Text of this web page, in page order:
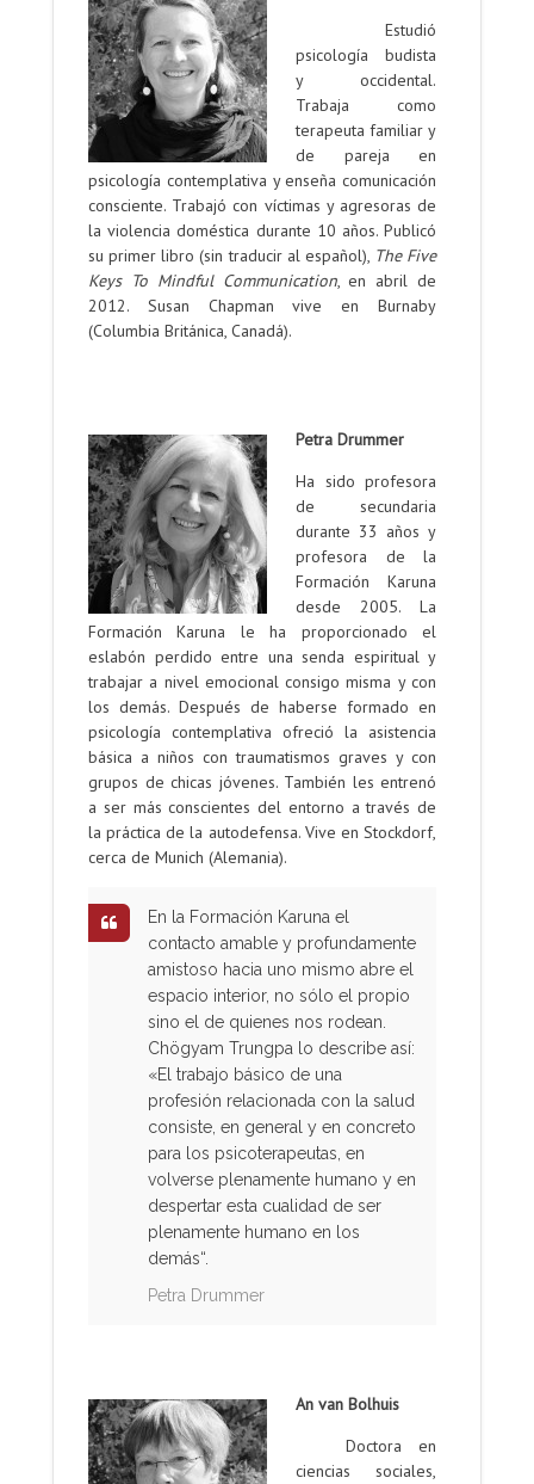
Estudió
psicología budista
y occidental.
Trabaja como
terapeuta familiar y
de pareja en
psicología contemplativa y enseña comunicación
consciente. Trabajó con víctimas y agresoras de
la violencia doméstica durante 10 años. Publicó
su primer libro (sin traducir al español), The Five
Keys To Mindful Communication, en abril de
2012. Susan Chapman vive en Burnaby
(Columbia Británica, Canadá).
Petra Drummer
Ha sido profesora
de secundaria
durante 33 años y
profesora de la
Formación Karuna
desde 2005. La
Formación Karuna le ha proporcionado el
eslabón perdido entre una senda espiritual y
trabajar a nivel emocional consigo misma y con
los demás. Después de haberse formado en
psicología contemplativa ofreció la asistencia
básica a niños con traumatismos graves y con
grupos de chicas jóvenes. También les entrenó
a ser más conscientes del entorno a través de
la práctica de la autodefensa. Vive en Stockdorf,
cerca de Munich (Alemania).
En la Formación Karuna el
contacto amable y profundamente
amistoso hacia uno mismo abre el
espacio interior, no sólo el propio
sino el de quienes nos rodean.
Chögyam Trungpa lo describe así:
«El trabajo básico de una
profesión relacionada con la salud
consiste, en general y en concreto
para los psicoterapeutas, en
volverse plenamente humano y en
despertar esta cualidad de ser
plenamente humano en los
demás“.
Petra Drummer
An van Bolhuis
Doctora en
ciencias sociales,